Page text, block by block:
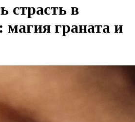
страсть в
граната и